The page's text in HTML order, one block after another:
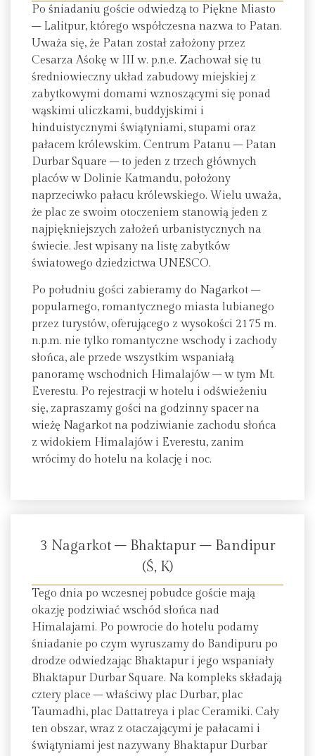
Po śniadaniu goście odwiedzą to Piękne Miasto
– Lalitpur, którego współczesna nazwa to Patan.
Uważa się, że Patan został założony przez
Cesarza Aśokę w III w. p.n.e. Zachował się tu
średniowieczny układ zabudowy miejskiej z
zabytkowymi domami wznoszącymi się ponad
wąskimi uliczkami, buddyjskimi i
hinduistycznymi świątyniami, stupami oraz
pałacem królewskim. Centrum Patanu – Patan
Durbar Square – to jeden z trzech głównych
placów w Dolinie Katmandu, położony
naprzeciwko pałacu królewskiego. Wielu uważa,
że plac ze swoim otoczeniem stanowią jeden z
najpiękniejszych założeń urbanistycznych na
świecie. Jest wpisany na listę zabytków
światowego dziedzictwa UNESCO.
Po południu gości zabieramy do Nagarkot –
popularnego, romantycznego miasta lubianego
przez turystów, oferującego z wysokości 2175 m.
n.p.m. nie tylko romantyczne wschody i zachody
słońca, ale przede wszystkim wspaniałą
panoramę wschodnich Himalajów – w tym Mt.
Everestu. Po rejestracji w hotelu i odświeżeniu
się, zapraszamy gości na godzinny spacer na
wieżę Nagarkot na podziwianie zachodu słońca
z widokiem Himalajów i Everestu, zanim
wrócimy do hotelu na kolację i noc.
3 Nagarkot – Bhaktapur – Bandipur
(Ś, K)
Tego dnia po wczesnej pobudce goście mają
okazję podziwiać wschód słońca nad
Himalajami. Po powrocie do hotelu podamy
śniadanie po czym wyruszamy do Bandipuru po
drodze odwiedzając Bhaktapur i jego wspaniały
Bhaktapur Durbar Square. Na kompleks składają
cztery place – właściwy plac Durbar, plac
Taumadhi, plac Dattatreya i plac Ceramiki. Cały
ten obszar, wraz z otaczającymi je pałacami i
świątyniami jest nazywany Bhaktapur Durbar